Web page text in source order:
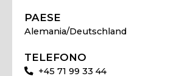
PAESE
Alemania/Deutschland
TELEFONO
+45 71 99 33 44